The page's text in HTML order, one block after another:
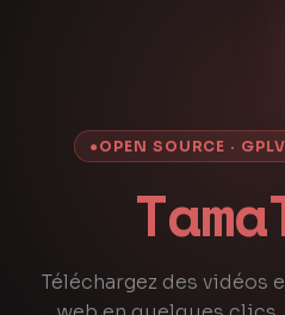
● OPEN SOURCE ·
Téléchargez des vidéos